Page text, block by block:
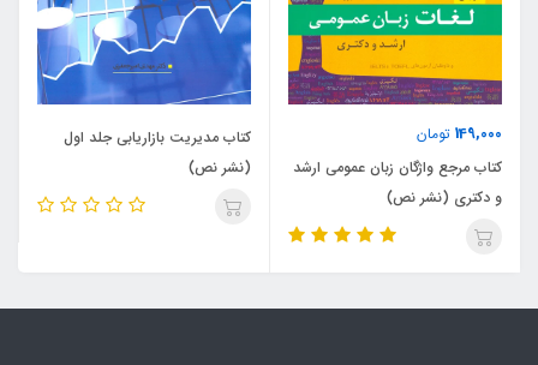
149,000 تومان
کتاب مرجع واژگان زبان عمومی ارشد
و دکتری (نشر نص)
کتاب مدیریت بازاریابی جلد اول
(نشر نص)